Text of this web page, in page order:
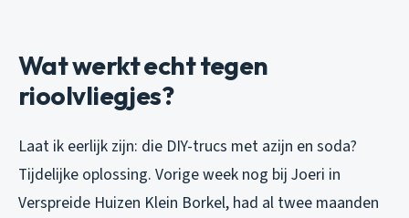
Wat werkt echt tegen
rioolvliegjes?
Laat ik eerlijk zijn: die DIY-trucs met azijn en soda?
Tijdelijke oplossing. Vorige week nog bij Joeri in
Verspreide Huizen Klein Borkel, had al twee maanden